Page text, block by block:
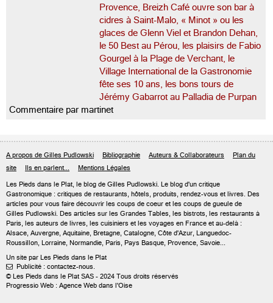
Provence, Breizh Café ouvre son bar à
cidres à Saint-Malo, « Minot » ou les
glaces de Glenn Viel et Brandon Dehan,
le 50 Best au Pérou, les plaisirs de Fabio
Gourgel à la Plage de Verchant, le
Village International de la Gastronomie
fête ses 10 ans, les bons tours de
Jérémy Gabarrot au Palladia de Purpan
Commentaire par martinet
A propos de Gilles Pudlowski Bibliographie Auteurs & Collaborateurs
Plan du
site
Ils en parlent... Mentions Légales
Les Pieds dans le Plat, le blog de Gilles Pudlowski. Le blog d'un critique
Gastronomique : critiques de restaurants, hôtels, produits, rendez-vous et livres. Des
articles pour vous faire découvrir les coups de coeur et les coups de gueule de
Gilles Pudlowski. Des articles sur les Grandes Tables, les bistrots, les restaurants à
Paris, les auteurs de livres, les cuisiniers et les voyages en France et au-delà :
Alsace, Auvergne, Aquitaine, Bretagne, Catalogne, Côte d'Azur, Languedoc-
Roussillon, Lorraine, Normandie, Paris, Pays Basque, Provence, Savoie...
Un site par Les Pieds dans le Plat
 Publicité : contactez-nous.
© Les Pieds dans le Plat SAS - 2024 Tous droits réservés
Progressio Web : Agence Web dans l'Oise